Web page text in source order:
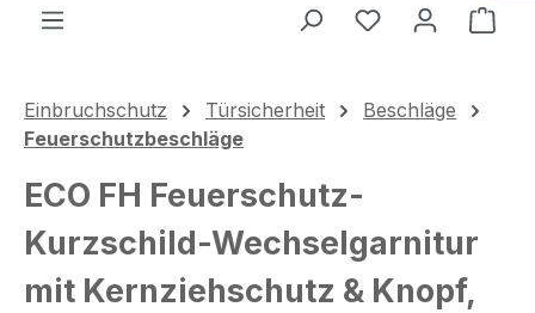
Du hast 0
Einbruchschutz Türsicherheit
Beschläge
Feuerschutzbeschläge
ECO FH Feuerschutz-
Kurzschild-Wechselgarnitur
mit Kernziehschutz & Knopf,